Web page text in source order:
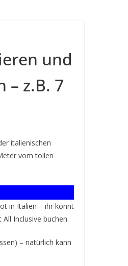
und
z.B. 7
italienischen
vom tollen
in Italien – ihr könnt
Inclusive buchen.
– natürlich kann